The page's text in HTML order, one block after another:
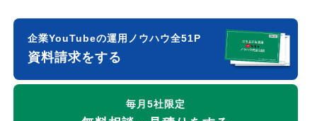
企業YouTubeの運用ノウハウ全51P
資料請求をする
毎月5社限定